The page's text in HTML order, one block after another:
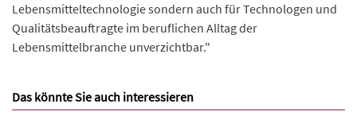
Lebensmitteltechnologie sondern auch für Technologen und
Qualitätsbeauftragte im beruflichen Alltag der
Lebensmittelbranche unverzichtbar."
Das könnte Sie auch interessieren